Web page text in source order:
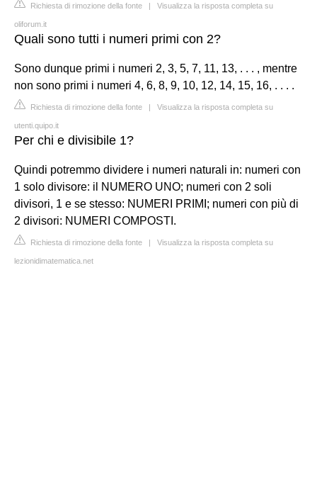
Richiesta di rimozione della fonte | Visualizza la risposta completa su
oliforum.it
Quali sono tutti i numeri primi con 2?
Sono dunque primi i numeri 2, 3, 5, 7, 11, 13, . . . , mentre
non sono primi i numeri 4, 6, 8, 9, 10, 12, 14, 15, 16, . . . .
Richiesta di rimozione della fonte | Visualizza la risposta completa su
utenti.quipo.it
Per chi e divisibile 1?
Quindi potremmo dividere i numeri naturali in: numeri con
1 solo divisore: il NUMERO UNO; numeri con 2 soli
divisori, 1 e se stesso: NUMERI PRIMI; numeri con più di
2 divisori: NUMERI COMPOSTI.
Richiesta di rimozione della fonte | Visualizza la risposta completa su
lezionidimatematica.net